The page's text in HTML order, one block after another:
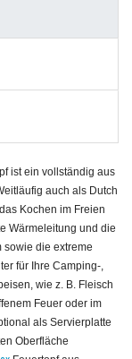
ist ein vollständig aus
auch als Dutch
Kochen im Freien
Wärmeleitung und die
sowie die extreme
für Ihre Camping-,
wie z. B. Fleisch
Feuer oder im
als Servierplatte
Oberfläche